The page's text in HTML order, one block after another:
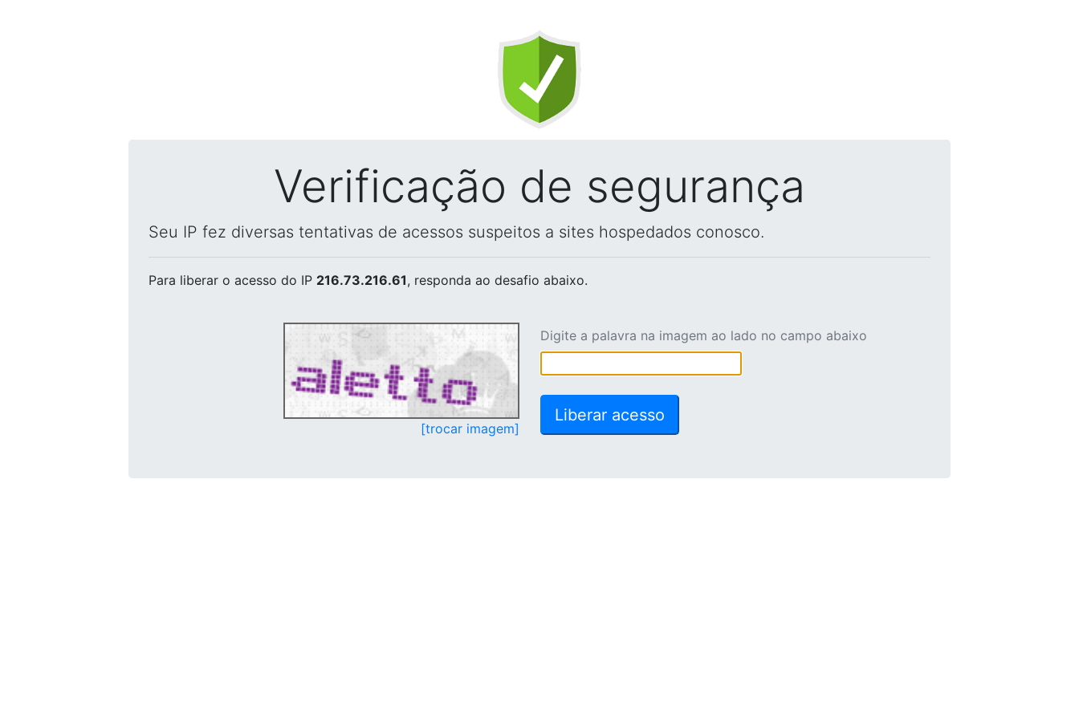
Verificação de segurança
Seu IP fez diversas tentativas de acessos suspeitos a sites hospedados conosco.
Para liberar o acesso do IP 216.73.216.61, responda ao desafio abaixo.
[trocar imagem]
Digite a palavra na imagem ao lado no campo abaixo